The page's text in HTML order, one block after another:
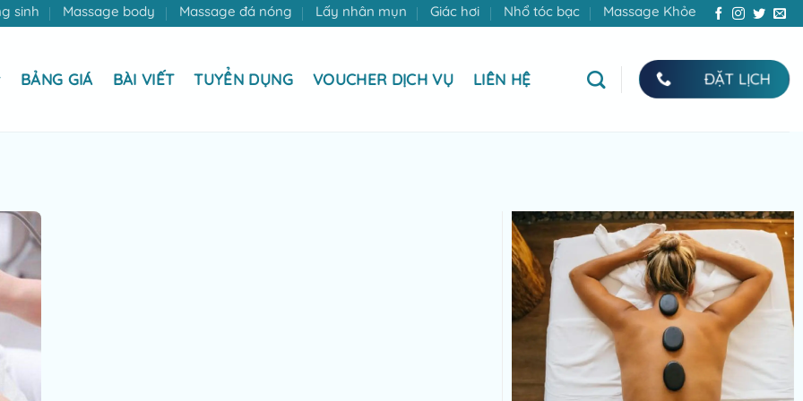
sinh Massage body Massage đá nóng Lấy nhân mụn Giác hơi Nhổ tóc bạc Massage Khỏe
BẢNG GIÁ BÀI VIẾT TUYỂN DỤNG VOUCHER DỊCH VỤ LIÊN HỆ ĐẶT LỊCH